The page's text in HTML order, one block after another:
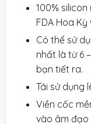
100%
FDA Hoa
Có thể sử
nhất là từ 6
bạn tiết ra.
Tái sử dụng
Viền cốc
vào âm đạo